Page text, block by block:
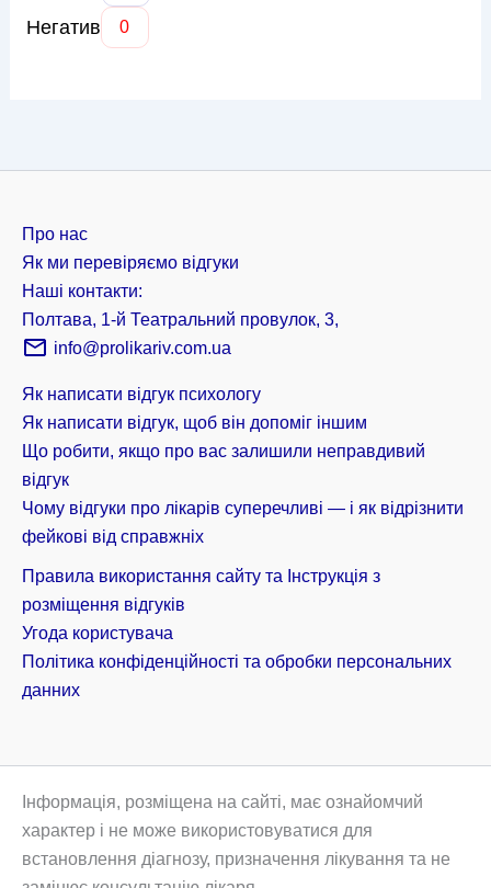
Негатив 0
Про нас
Як ми перевіряємо відгуки
Наші контакти:
Полтава, 1-й Театральний провулок, 3,
info@prolikariv.com.ua
Як написати відгук психологу
Як написати відгук, щоб він допоміг іншим
Що робити, якщо про вас залишили неправдивий
відгук
Чому відгуки про лікарів суперечливі — і як відрізнити
фейкові від справжніх
Правила використання сайту та Інструкція з
розміщення відгуків
Угода користувача
Політика конфіденційності та обробки персональних
данних
Інформація, розміщена на сайті, має ознайомчий
характер і не може використовуватися для
встановлення діагнозу, призначення лікування та не